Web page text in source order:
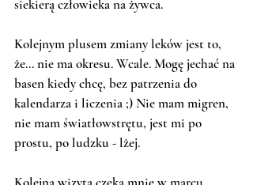
siekierą człowieka na żywca.
Kolejnym plusem zmiany leków jest to,
że... nie ma okresu. Wcale. Mogę jechać na
basen kiedy chcę, bez patrzenia do
kalendarza i liczenia ;) Nie mam migren,
nie mam światłowstrętu, jest mi po
prostu, po ludzku - lżej.